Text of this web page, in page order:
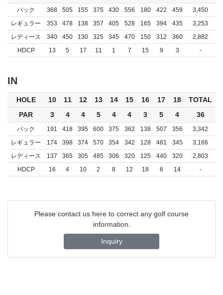
バック 368 505 155 375 430 556 180 422 459
3,450
レギュラー
353 478 138 357 405 528 165 394 435
3,253
レディース
340 450 130 325 345 470 150 312 360
2,882
HDCP
13 5 17 11 1 7 15 9 3 -
IN
HOLE 10 11 12 13 14 15 16 17 18
TOTAL
PAR
3 4 4 5 4 4 3 5 4 36
バック 191 418 395 600 375 362 138 507 356
3,342
レギュラー
174 398 374 570 354 342 128 481 345
3,166
レディース
137 365 305 485 306 320 125 440 320
2,803
HDCP
16 4 10 2 8 12 18 6 14 -
Please contact us here to correct any golf course
information.
Inquiry